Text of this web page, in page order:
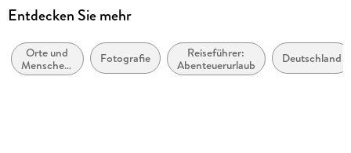
Verlag/Hersteller
Produktart
Kalender
Entdecken Sie mehr
Orte und
Menschen:
Sachbuch,
Fotografie
Reiseführer:
Abenteuerurlaub
Deutschland